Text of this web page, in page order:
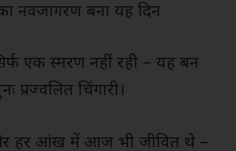
नवजागरण बना यह दिन
एक स्मरण नहीं रही – यह बन
चिंगारी।
और हर आंख में आज भी जीवित थे –